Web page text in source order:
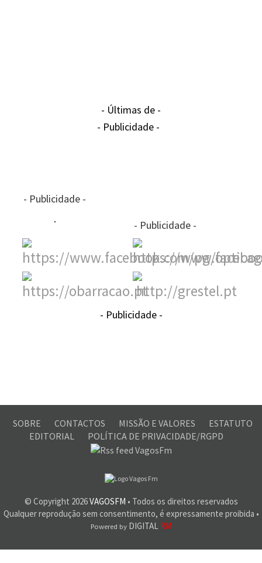
- Últimas de -
- Publicidade -
- Publicidade -
- Publicidade -
- Publicidade -
SOBRE CONTACTOS MISSÃO E VALORES
ESTATUTO
EDITORIAL
POLÍTICA DE PRIVACIDADE/RGPD
© Copyright 2026VAGOSFM • Todos os direitos reservados
Qualquer reprodução sem consentimento, é expressamente proibida •
Powered byDIGITAL RM